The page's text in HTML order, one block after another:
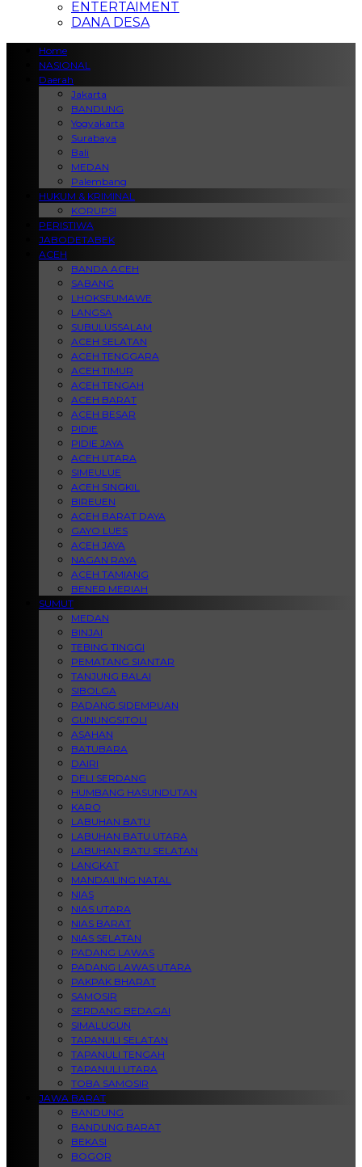
ENTERTAIMENT
DANA DESA
Home
NASIONAL
Daerah
Jakarta
BANDUNG
Yogyakarta
Surabaya
Bali
MEDAN
Palembang
HUKUM & KRIMINAL
KORUPSI
PERISTIWA
JABODETABEK
ACEH
BANDA ACEH
SABANG
LHOKSEUMAWE
LANGSA
SUBULUSSALAM
ACEH SELATAN
ACEH TENGGARA
ACEH TIMUR
ACEH TENGAH
ACEH BARAT
ACEH BESAR
PIDIE
PIDIE JAYA
ACEH UTARA
SIMEULUE
ACEH SINGKIL
BIREUEN
ACEH BARAT DAYA
GAYO LUES
ACEH JAYA
NAGAN RAYA
ACEH TAMIANG
BENER MERIAH
SUMUT
MEDAN
BINJAI
TEBING TINGGI
PEMATANG SIANTAR
TANJUNG BALAI
SIBOLGA
PADANG SIDEMPUAN
GUNUNGSITOLI
ASAHAN
BATUBARA
DAIRI
DELI SERDANG
HUMBANG HASUNDUTAN
KARO
LABUHAN BATU
LABUHAN BATU UTARA
LABUHAN BATU SELATAN
LANGKAT
MANDAILING NATAL
NIAS
NIAS UTARA
NIAS BARAT
NIAS SELATAN
PADANG LAWAS
PADANG LAWAS UTARA
PAKPAK BHARAT
SAMOSIR
SERDANG BEDAGAI
SIMALUGUN
TAPANULI SELATAN
TAPANULI TENGAH
TAPANULI UTARA
TOBA SAMOSIR
JAWA BARAT
BANDUNG
BANDUNG BARAT
BEKASI
BOGOR